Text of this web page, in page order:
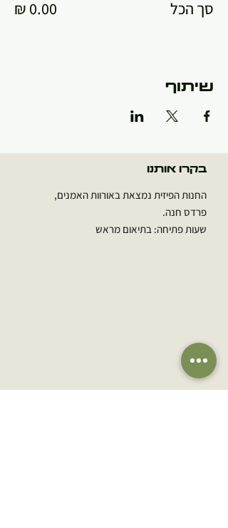
סך הכל
שיתוף
בקרו אותנו
החנות הפיזית נמצאת באורוות האמנים,
פרדס חנה.
שעות פתיחה: בתיאום מראש